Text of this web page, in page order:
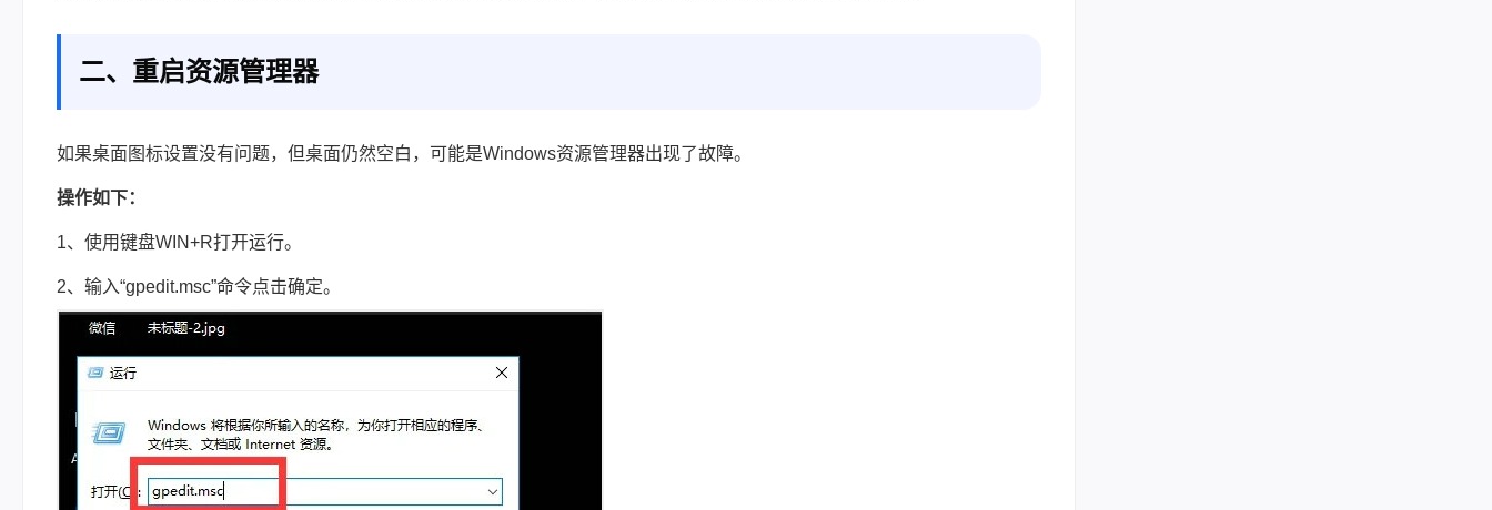
二、重启资源管理器
如果桌面图标设置没有问题，但桌面仍然空白，可能是Windows资源管理器出现了故障。
操作如下：
1、使用键盘WIN+R打开运行。
2、输入“gpedit.msc”命令点击确定。